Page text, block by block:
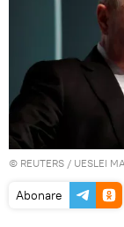
© REUTERS / UESLEI
Abonare